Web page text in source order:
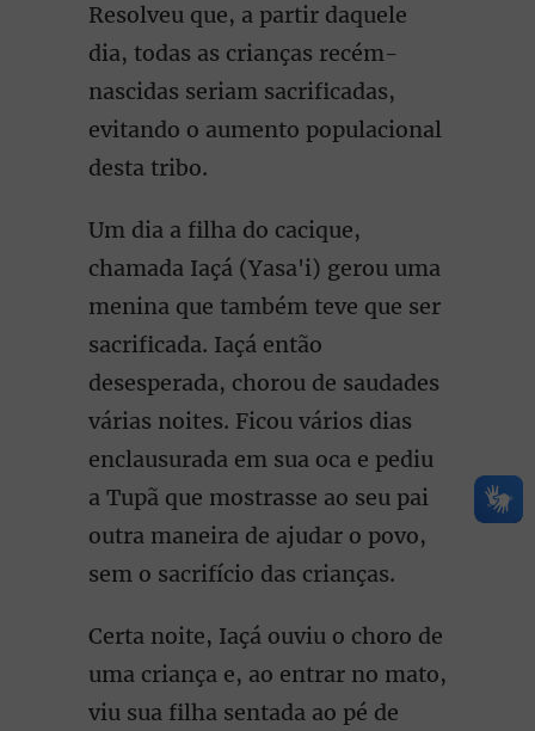
Resolveu que, a partir daquele
dia, todas as crianças recém-
nascidas seriam sacrificadas,
evitando o aumento populacional
desta tribo.
Um dia a filha do cacique,
chamada Iaçá (Yasa'i) gerou uma
menina que também teve que ser
sacrificada. Iaçá então
desesperada, chorou de saudades
várias noites. Ficou vários dias
enclausurada em sua oca e pediu
a Tupã que mostrasse ao seu pai
outra maneira de ajudar o povo,
sem o sacrifício das crianças.
Certa noite, Iaçá ouviu o choro de
uma criança e, ao entrar no mato,
viu sua filha sentada ao pé de